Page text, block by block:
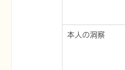
本人の洞察